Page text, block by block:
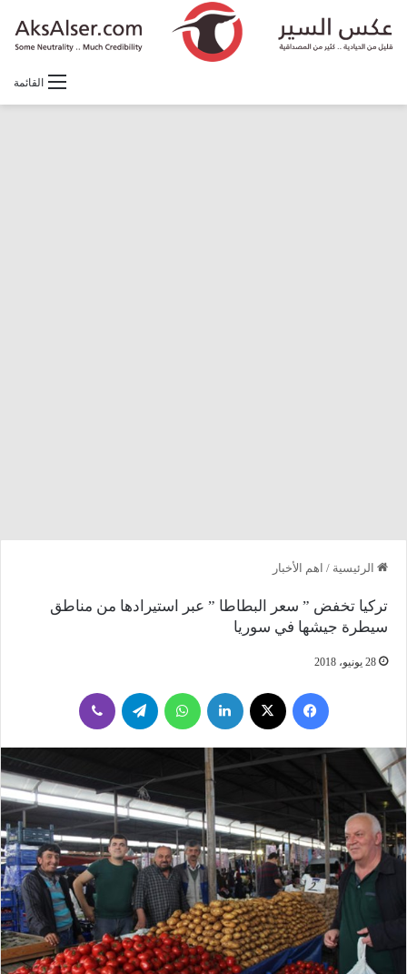
القائمة
الرئيسية / اهم الأخبار
تركيا تخفض ” سعر البطاطا ” عبر استيرادها من مناطق
سيطرة جيشها في سوريا
28 يونيو، 2018
فيسبوك لينكدإن واتساب تيلقرام